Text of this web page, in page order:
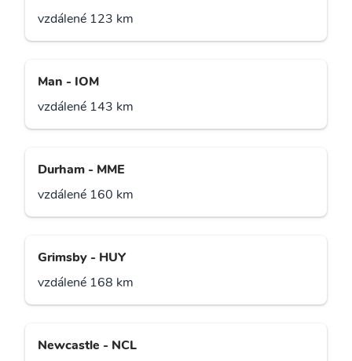
vzdálené 123 km
Man - IOM
vzdálené 143 km
Durham - MME
vzdálené 160 km
Grimsby - HUY
vzdálené 168 km
Newcastle - NCL